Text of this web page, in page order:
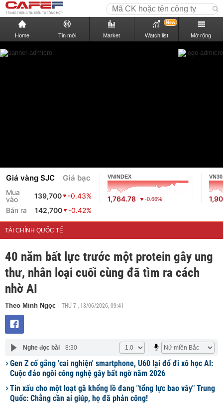
Home Tin mới Market Watch list
New
Mở rộng
Giá vàng SJC Giá bạc
Mua
vào
139,700
-0.43%
Bán ra
142,700 -0.42%
VNINDEX
1,764.78 -0.66%
VN30
TÀI CHÍNH QUỐC TẾ
40 năm bất lực trước một protein gây ung
thư, nhân loại cuối cùng đã tìm ra cách
nhờ AI
Theo Minh Ngọc - THỨ 7 , 13/06/2026, 09:41
Nghe đọc bài 8:30
Gen Z cố gắng 'cai nghiện' smartphone, U60 lại đổ đi xô học AI:
Cuộc đảo ngôi công nghệ gây bất ngờ năm 2026
Tin xấu cho một loạt gã khổng lồ đang "tổng lực bao vây" Trung
Quốc: Chẳng cần ai giúp, họ đã phản công!